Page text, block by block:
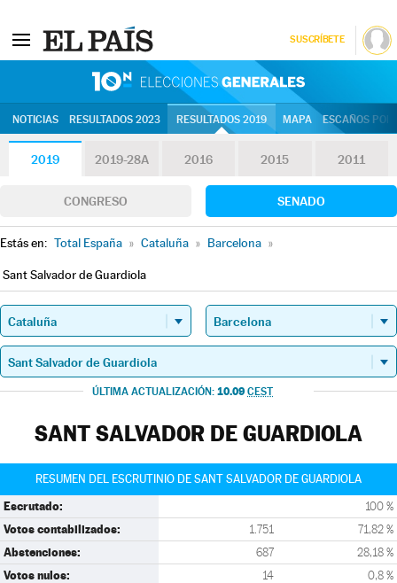
SUSCRÍBETE
NOTICIAS RESULTADOS 2023 RESULTADOS 2019 MAPA ESCAÑOS
2019 2019-28A 2016 2015 2011
CONGRESO SENADO
Estás en: Total España » Cataluña » Barcelona »
Sant Salvador de Guardiola
ÚLTIMA ACTUALIZACIÓN: 10.09 CEST
SANT SALVADOR DE GUARDIOLA
RESUMEN DEL ESCRUTINIO DE SANT SALVADOR DE GUARDIOLA
Escrutado: 100 %
Votos contabilizados: 1.751 71,82 %
Abstenciones: 687 28,18 %
Votos nulos: 14 0,8 %